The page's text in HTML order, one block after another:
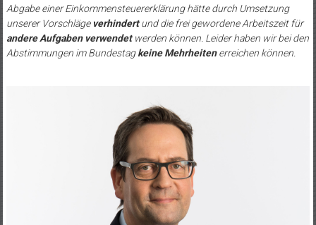
Abgabe einer Einkommensteuererklärung hätte durch Umsetzung
unserer Vorschläge verhindertund die frei gewordene Arbeitszeit für
andere Aufgaben verwendetwerden können. Leider haben wir bei den
Abstimmungen im Bundestagkeine Mehrheitenerreichen können.